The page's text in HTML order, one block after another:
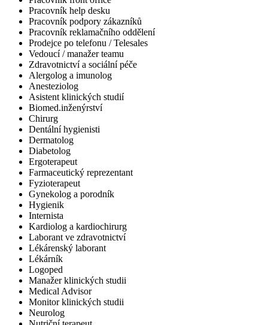
Pracovník help desku
Pracovník podpory zákazníků
Pracovník reklamačního oddělení
Prodejce po telefonu / Telesales
Vedoucí / manažer teamu
Zdravotnictví a sociální péče
Alergolog a imunolog
Anesteziolog
Asistent klinických studií
Biomed.inženýrství
Chirurg
Dentální hygienisti
Dermatolog
Diabetolog
Ergoterapeut
Farmaceutický reprezentant
Fyzioterapeut
Gynekolog a porodník
Hygienik
Internista
Kardiolog a kardiochirurg
Laborant ve zdravotnictví
Lékárenský laborant
Lékárník
Logoped
Manažer klinických studii
Medical Advisor
Monitor klinických studii
Neurolog